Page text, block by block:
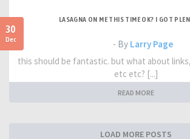
30
Dec
LASAGNA ON ME THIS TIME OK? I GOT
- By Larry Page
this should be fantastic. but what about
etc etc? [...]
READ MORE
LOAD MORE POSTS